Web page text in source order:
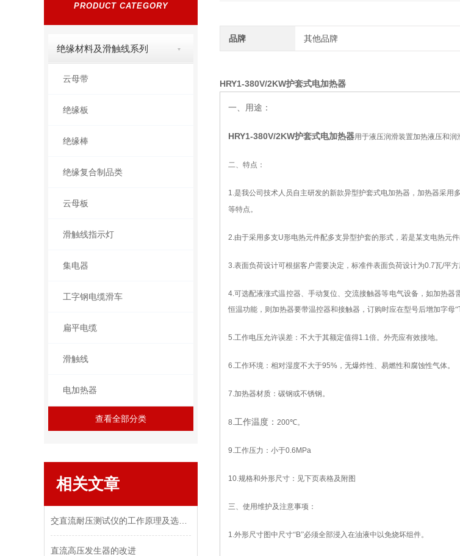
PRODUCT CATEGORY
绝缘材料及滑触线系列
云母带
绝缘板
绝缘棒
绝缘复合制品类
云母板
滑触线指示灯
集电器
工字钢电缆滑车
扁平电缆
滑触线
电加热器
查看全部分类
相关文章
直流高压发生器的改进
品牌 其他品牌
HRY1-380V/2KW护套式电加热器
一、用途：
HRY1-380V/2KW护套式电加热器用于液压润滑装置加热液压和润
二、特点：
1.是我公司技术人员自主研发的新款异型护套式电加热器，加热器采用
等特点。
2.由于采用多支U形电热元件配多支异型护套的形式，若是某支电热元
3.表面负荷设计可根据客户需要决定，标准件表面负荷设计为0.7瓦/平方
4.可选配液涨式温控器、手动复位、交流接触器等电气设备，如加热
恒温功能，则加热器要带温控器和接触器，订购时应在型号后增加字母“
5.工作电压允许误差：不大于其额定值得1.1倍。外壳应有效接地。
6.工作环境：相对湿度不大于95% ，无爆炸性、易燃性和腐蚀性气体。
7.加热器材质：碳钢或不锈钢。
8.工作温度： 200℃。
9.工作压力：小于0.6MPa
10.规格和外形尺寸：见下页表格及附图
三、 使用维护及注意事项：
1.外形尺寸图中尺寸“B”必须全部浸入在油液中以免烧坏组件。